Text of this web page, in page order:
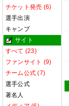
チケット発売 (6)
選手出演
キャンプ
サイト
すべて (23)
ファンサイト (9)
チーム公式 (7)
選手公式
著名人